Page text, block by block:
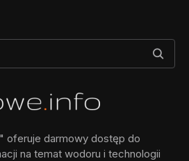
oferuje darmowy dostęp do
na temat wodoru i technologii